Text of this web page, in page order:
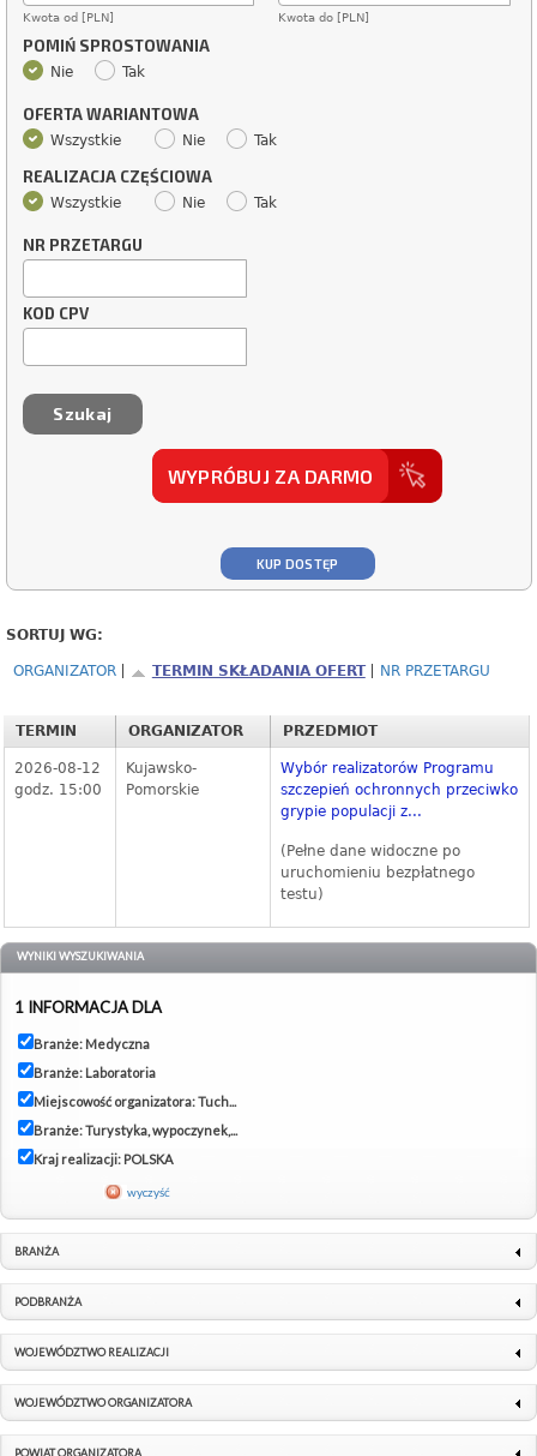
Kwota od [PLN] Kwota do [PLN]
POMIŃ SPROSTOWANIA
Nie Tak
OFERTA WARIANTOWA
Wszystkie Nie Tak
REALIZACJA CZĘŚCIOWA
Wszystkie Nie Tak
NR PRZETARGU
KOD CPV
WYPRÓBUJ ZA DARMO
KUP DOSTĘP
SORTUJ WG:
ORGANIZATOR TERMIN SKŁADANIA OFERT NR PRZETARGU
TERMIN ORGANIZATOR PRZEDMIOT
2026-08-12
godz. 15:00
Kujawsko-
Pomorskie
Wybór realizatorów Programu
szczepień ochronnych przeciwko
grypie populacji z...
(Pełne dane widoczne po
uruchomieniu bezpłatnego
testu)
WYNIKI WYSZUKIWANIA
1 INFORMACJA DLA
Branże: Medyczna
Branże: Laboratoria
Miejscowość organizatora: Tuch...
Branże: Turystyka, wypoczynek,...
Kraj realizacji: POLSKA
wyczyść
BRANŻA
PODBRANŻA
WOJEWÓDZTWO REALIZACJI
WOJEWÓDZTWO ORGANIZATORA
POWIAT ORGANIZATORA